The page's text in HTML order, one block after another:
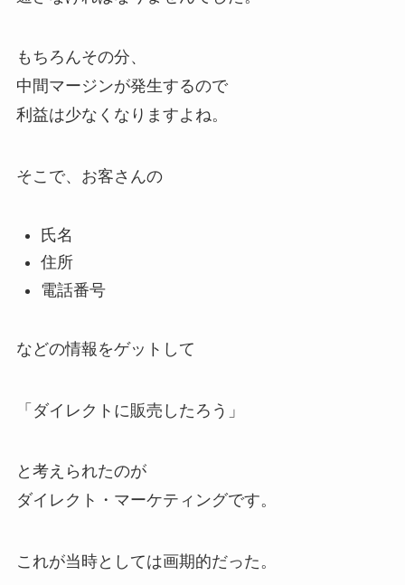
もちろんその分、
中間マージンが発生するので
利益は少なくなりますよね。
そこで、お客さんの
氏名
住所
電話番号
などの情報をゲットして
「ダイレクトに販売したろう」
と考えられたのが
ダイレクト・マーケティングです。
これが当時としては画期的だった。